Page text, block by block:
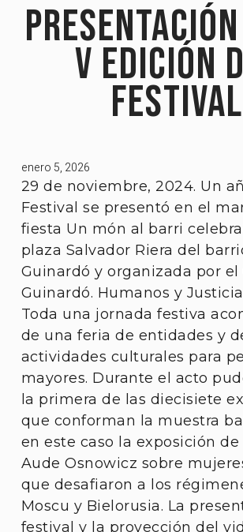
V EDICIÓN
FESTIVAL
enero 5, 2026
29 de noviembre, 2024. Un
Festival se presentó en el
fiesta Un món al barri
plaza Salvador Riera del
Guinardó y organizada por el
Guinardó. Humanos y
Toda una jornada festiva
de una feria de entidades y
actividades culturales para
mayores. Durante el acto
la primera de las diecisiete
que conforman la muestra
en este caso la exposición
Aude Osnowicz sobre
que desafiaron a los
Moscu y Bielorusia. La
festival y la proyección del